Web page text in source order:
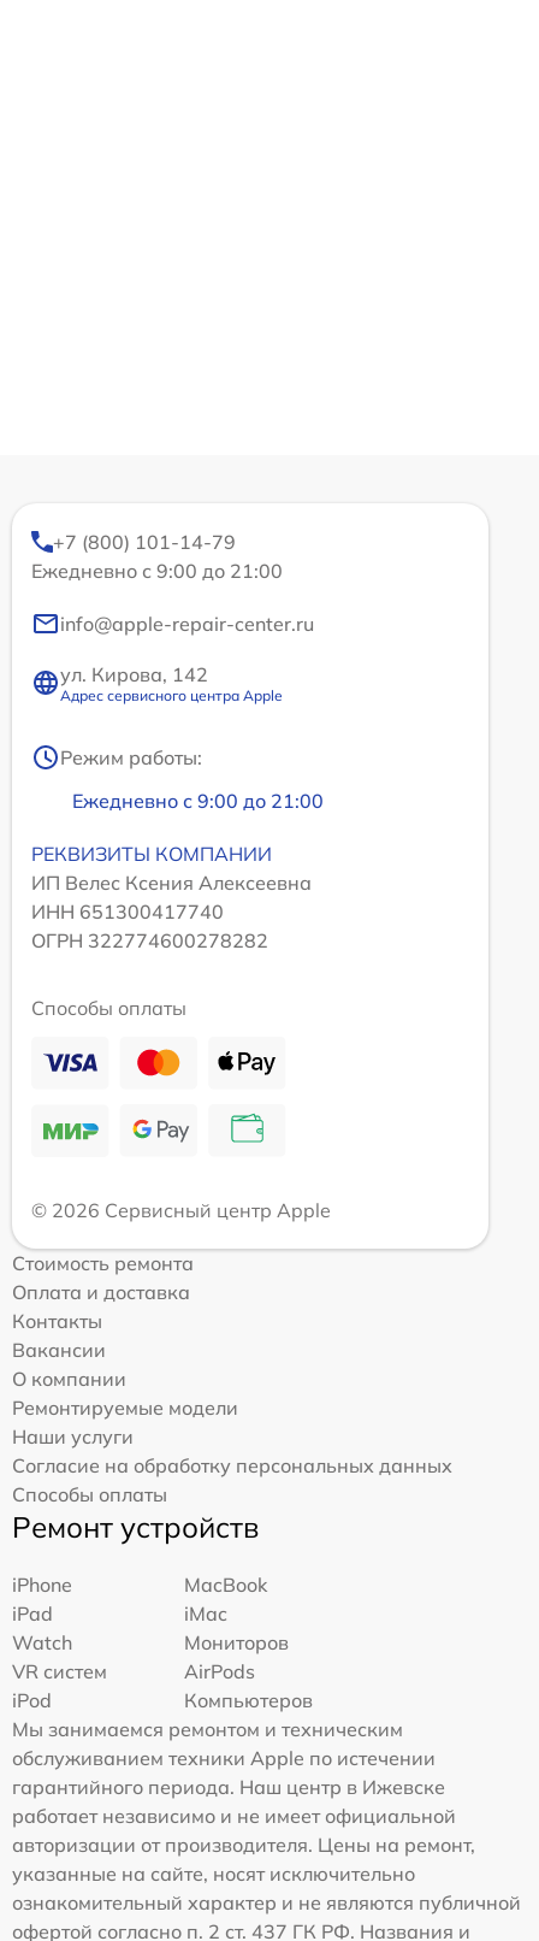
+7 (800) 101-14-79
Ежедневно с 9:00 до 21:00
info@apple-repair-center.ru
ул. Кирова, 142
Адрес сервисного центра Apple
Режим работы:
Ежедневно с 9:00 до 21:00
РЕКВИЗИТЫ КОМПАНИИ
ИП Велес Ксения Алексеевна
ИНН 651300417740
ОГРН 322774600278282
Способы оплаты
© 2026 Сервисный центр Apple
Стоимость ремонта
Оплата и доставка
Контакты
Вакансии
О компании
Ремонтируемые модели
Наши услуги
Согласие на обработку персональных данных
Способы оплаты
Ремонт устройств
iPhone
MacBook
iPad
iMac
Watch
Мониторов
VR систем
AirPods
iPod
Компьютеров
Мы занимаемся ремонтом и техническим
обслуживанием техники Apple по истечении
гарантийного периода. Наш центр в Ижевске
работает независимо и не имеет официальной
авторизации от производителя. Цены на ремонт,
указанные на сайте, носят исключительно
ознакомительный характер и не являются публичной
офертой согласно п. 2 ст. 437 ГК РФ. Названия и